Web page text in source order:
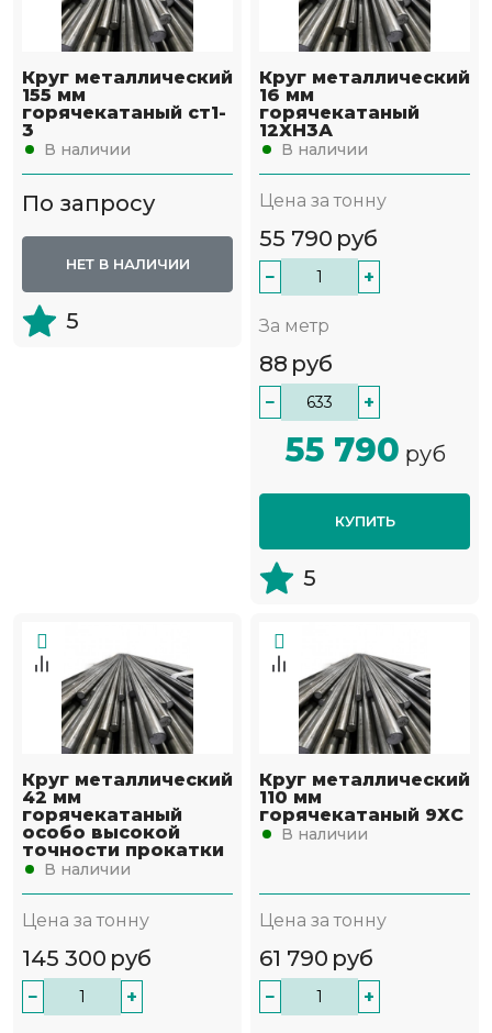
Круг металлический
155 мм
горячекатаный ст1-
3
В наличии
По запросу
НЕТ В НАЛИЧИИ
5
Круг металлический
16 мм
горячекатаный
12ХН3А
В наличии
Цена за тонну
55 790 руб
− +
За метр
88 руб
− +
55 790 руб
КУПИТЬ
5
Круг металлический
42 мм
горячекатаный
особо высокой
точности прокатки
В наличии
Цена за тонну
145 300 руб
− +
Круг металлический
110 мм
горячекатаный 9ХС
В наличии
Цена за тонну
61 790 руб
− +